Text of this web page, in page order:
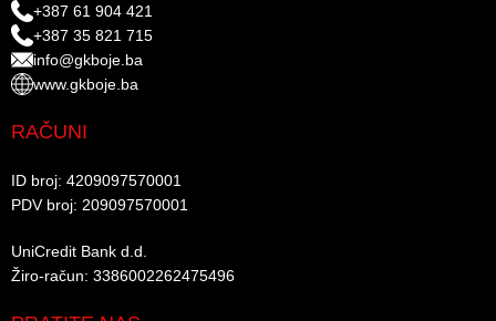
+387 61 904 421
+387 35 821 715
info@gkboje.ba
www.gkboje.ba
RAČUNI
ID broj: 4209097570001​
PDV broj: 209097570001 ​
UniCredit Bank d.d.​
Žiro-račun: 3386002262475496​​